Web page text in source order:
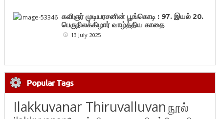
கவிஞர் முடியரசனின் பூங்கொடி : 97. இயல் 20.
பெருநிலக்கிழார் வாழ்த்திய காதை
13 July 2025
Popular Tags
Ilakkuvanar Thiruvalluvanநூல்